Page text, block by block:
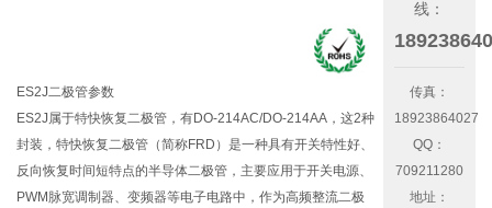
ES2J二极管参数
ES2J属于特快恢复二极管，有DO-214AC/DO-214AA，这2种
封装，特快恢复二极管（简称FRD）是一种具有开关特性好、
反向恢复时间短特点的半导体二极管，主要应用于开关电源、
PWM脉宽调制器、变频器等电子电路中，作为高频整流二极
线：
传真：
18923864027
QQ：
709211280
地址：